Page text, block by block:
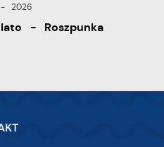
2026
- Roszpunka